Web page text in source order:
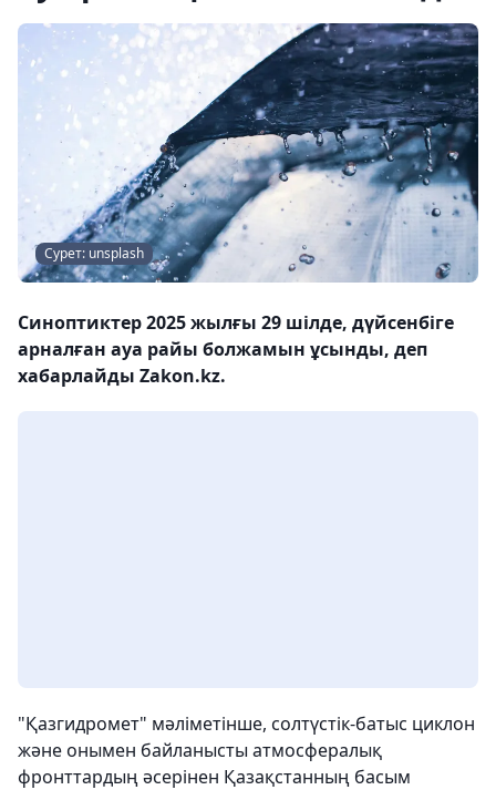
Сурет: unsplash
Синоптиктер 2025 жылғы 29 шілде, дүйсенбіге
арналған ауа райы болжамын ұсынды, деп
хабарлайды Zakon.kz.
"Қазгидромет" мәліметінше, солтүстік-батыс циклон
және онымен байланысты атмосфералық
фронттардың әсерінен Қазақстанның басым